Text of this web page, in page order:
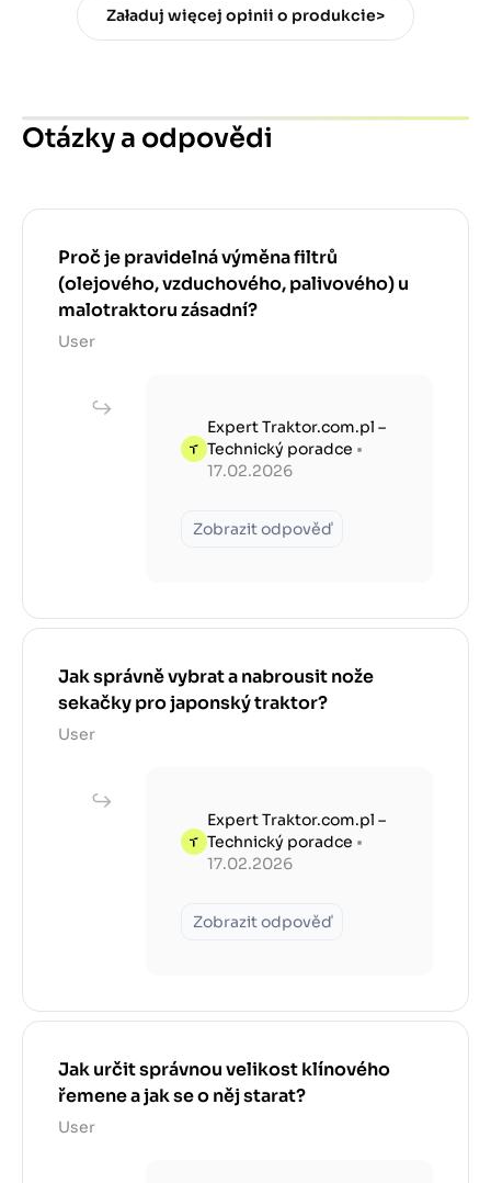
Załaduj więcej opinii o produkcie>
Otázky a odpovědi
Proč je pravidelná výměna filtrů
(olejového, vzduchového, palivového) u
malotraktoru zásadní?
User
Expert Traktor.com.pl –
Technický poradce •
17.02.2026
Zobrazit odpověď
Jak správně vybrat a nabrousit nože
sekačky pro japonský traktor?
User
Expert Traktor.com.pl –
Technický poradce •
17.02.2026
Zobrazit odpověď
Jak určit správnou velikost klínového
řemene a jak se o něj starat?
User